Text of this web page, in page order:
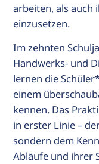
arbeiten, als auch
einzusetzen.
Im zehnten
Handwerks- und
lernen die
einem
kennen. Das
in erster Linie –
sondern dem
Abläufe und ihrer